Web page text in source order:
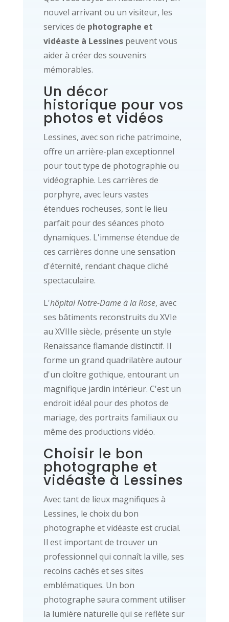
nouvel arrivant ou un visiteur, les
services de photographe et
vidéaste à Lessinespeuvent vous
aider à créer des souvenirs
mémorables.
Un décor
historique pour vos
photos et vidéos
Lessines, avec son riche patrimoine,
offre un arrière-plan exceptionnel
pour tout type de photographie ou
vidéographie. Les carrières de
porphyre, avec leurs vastes
étendues rocheuses, sont le lieu
parfait pour des séances photo
dynamiques. L'immense étendue de
ces carrières donne une sensation
d'éternité, rendant chaque cliché
spectaculaire.
L'hôpital Notre-Dame à la Rose, avec
ses bâtiments reconstruits du XVIe
au XVIIIe siècle, présente un style
Renaissance flamande distinctif. Il
forme un grand quadrilatère autour
d'un cloître gothique, entourant un
magnifique jardin intérieur. C'est un
endroit idéal pour des photos de
mariage, des portraits familiaux ou
même des productions vidéo.
Choisir le bon
photographe et
vidéaste à Lessines
Avec tant de lieux magnifiques à
Lessines, le choix du bon
photographe et vidéaste est crucial.
Il est important de trouver un
professionnel qui connaît la ville, ses
recoins cachés et ses sites
emblématiques. Un bon
photographe saura comment utiliser
la lumière naturelle qui se reflète sur